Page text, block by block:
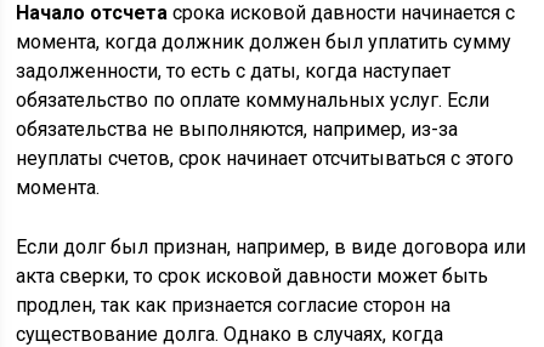
Начало отсчета срока исковой давности начинается с
момента, когда должник должен был уплатить сумму
задолженности, то есть с даты, когда наступает
обязательство по оплате коммунальных услуг. Если
обязательства не выполняются, например, из-за
неуплаты счетов, срок начинает отсчитываться с этого
момента.
Если долг был признан, например, в виде договора или
акта сверки, то срок исковой давности может быть
продлен, так как признается согласие сторон на
существование долга. Однако в случаях, когда